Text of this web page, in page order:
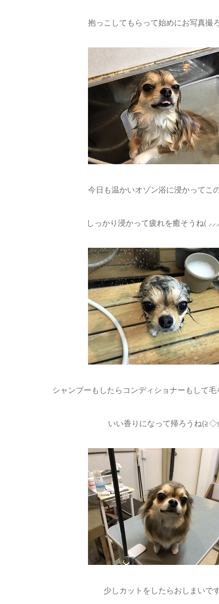
抱っこしてもらって始めにお写真撮
今日も温かいオゾン浴に浸かってこ
しっかり浸かって疲れを癒そうね(
シャンプーもしたらコンディショナーもして
いい香りになって帰ろうね
少しカットをしたらおしまいで